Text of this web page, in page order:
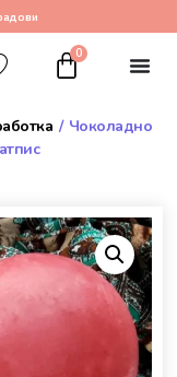
0
/ Чоколадно